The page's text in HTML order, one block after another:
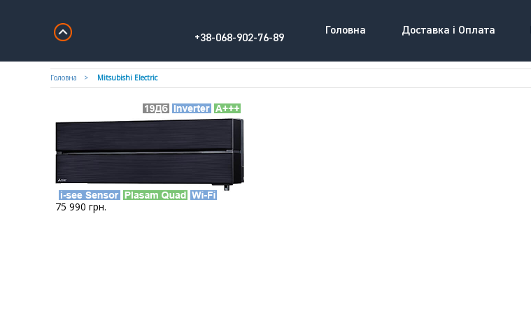
+38-068-902-76-89
Головна Доставка і Оплата
Головна Mitsubishi Electric
75 990 грн.